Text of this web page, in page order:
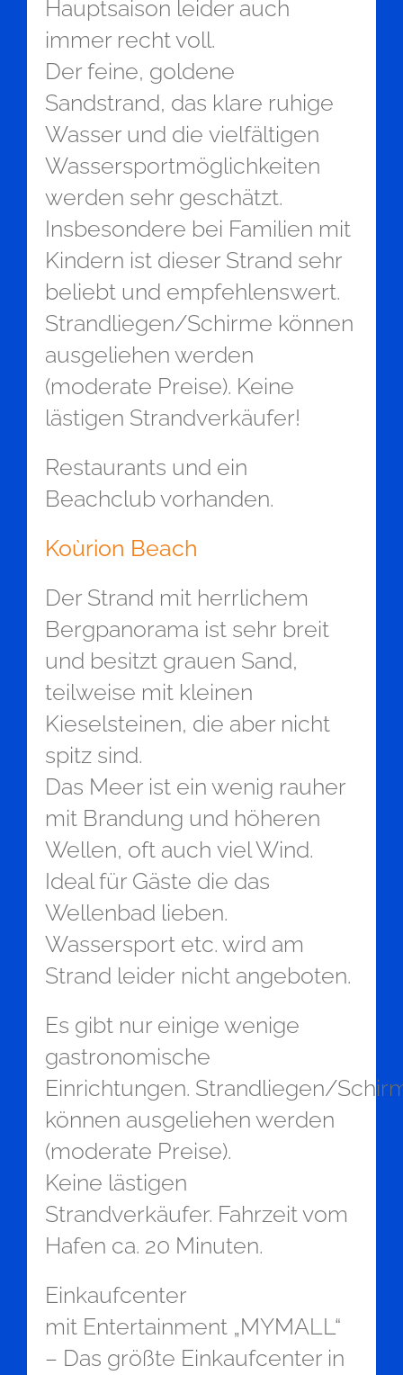
Hauptsaison leider auch
immer recht voll.
Der feine, goldene
Sandstrand, das klare ruhige
Wasser und die vielfältigen
Wassersportmöglichkeiten
werden sehr geschätzt.
Insbesondere bei Familien mit
Kindern ist dieser Strand sehr
beliebt und empfehlenswert.
Strandliegen/Schirme können
ausgeliehen werden
(moderate Preise). Keine
lästigen Strandverkäufer!
Restaurants und ein
Beachclub vorhanden.
Koùrion Beach
Der Strand mit herrlichem
Bergpanorama ist sehr breit
und besitzt grauen Sand,
teilweise mit kleinen
Kieselsteinen, die aber nicht
spitz sind.
Das Meer ist ein wenig rauher
mit Brandung und höheren
Wellen, oft auch viel Wind.
Ideal für Gäste die das
Wellenbad lieben.
Wassersport etc. wird am
Strand leider nicht angeboten.
Es gibt nur einige wenige
gastronomische
Einrichtungen. Strandliegen/
können ausgeliehen werden
(moderate Preise).
Keine lästigen
Strandverkäufer. Fahrzeit vom
Hafen ca. 20 Minuten.
Einkaufcenter
mit Entertainment „MYMALL“
– Das größte Einkaufcenter in